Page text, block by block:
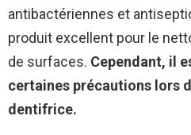
antibactériennes et
produit excellent pour le
de surfaces. Cependant, il
certaines précautions lors
dentifrice.